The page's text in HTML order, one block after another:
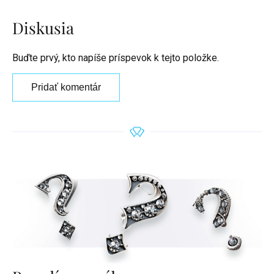
Diskusia
Buďte prvý, kto napíše príspevok k tejto položke.
Pridať komentár